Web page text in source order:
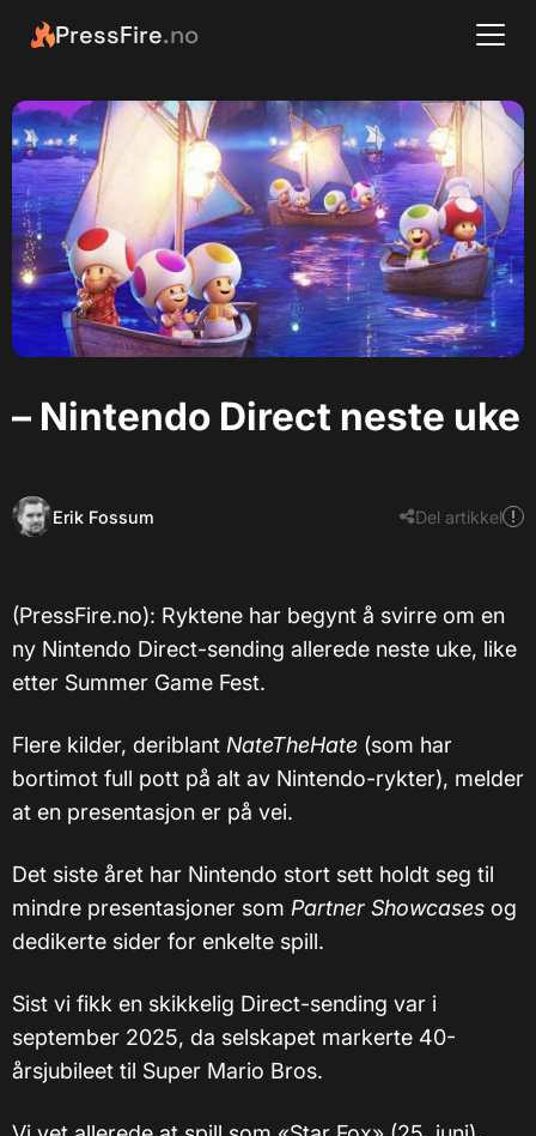
PressFire.no
– Nintendo Direct neste uke
Erik Fossum Del artikkel
(PressFire.no): Ryktene har begynt å svirre om en
ny Nintendo Direct-sending allerede neste uke, like
etter Summer Game Fest.
Flere kilder, deriblant NateTheHate (som har
bortimot full pott på alt av Nintendo-rykter), melder
at en presentasjon er på vei.
Det siste året har Nintendo stort sett holdt seg til
mindre presentasjoner som Partner Showcases og
dedikerte sider for enkelte spill.
Sist vi fikk en skikkelig Direct-sending var i
september 2025, da selskapet markerte 40-
årsjubileet til Super Mario Bros.